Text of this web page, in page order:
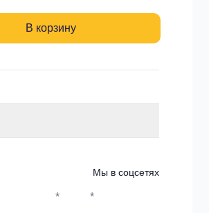
В корзину
Мы в соцсетях
* *